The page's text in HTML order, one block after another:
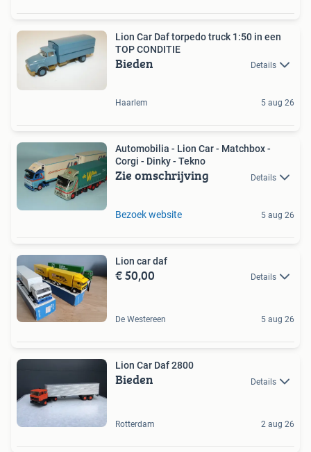
Lion Car Daf torpedo truck 1:50 in een
TOP CONDITIE
Bieden Details
Haarlem 5 aug 26
Automobilia - Lion Car - Matchbox -
Corgi - Dinky - Tekno
Zie omschrijving Details
Bezoek website 5 aug 26
Lion car daf
€ 50,00 Details
De Westereen 5 aug 26
Lion Car Daf 2800
Bieden Details
Rotterdam 2 aug 26